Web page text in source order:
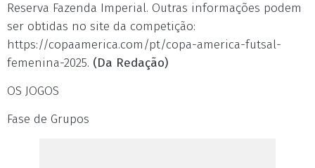
Reserva Fazenda Imperial. Outras informações podem
ser obtidas no site da competição:
https://copaamerica.com/pt/copa-america-futsal-
femenina-2025. (Da Redação)
OS JOGOS
Fase de Grupos